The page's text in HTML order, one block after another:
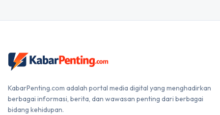
KabarPenting.com adalah portal media digital yang menghadirkan
berbagai informasi, berita, dan wawasan penting dari berbagai
bidang kehidupan.